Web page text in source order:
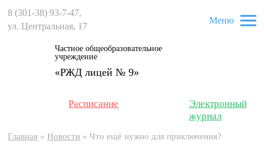
Частное общеобразовательное
учреждение
«РЖД лицей № 9»
8 (301-38) 93-7-47,
ул. Центральная, 17
Меню
Расписание
Электронный
журнал
Главная » Новости »Что ещё нужно для приключения?